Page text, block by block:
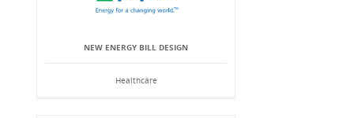
NEW ENERGY BILL DESIGN
Healthcare